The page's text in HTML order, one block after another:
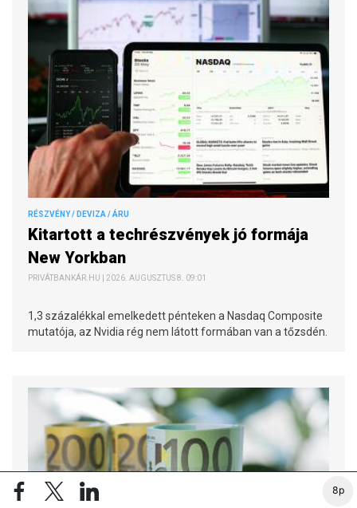
8p
RÉSZVÉNY / DEVIZA / ÁRU
Kitartott a techrészvények jó formája
New Yorkban
PRIVÁTBANKÁR.HU | 2026. AUGUSZTUS 8. 09:01
1,3 százalékkal emelkedett pénteken a Nasdaq Composite
mutatója, az Nvidia rég nem látott formában van a tőzsdén.